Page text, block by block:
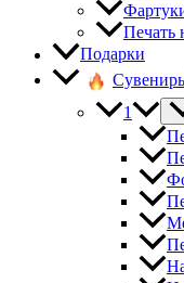
Печать
Подарки
1